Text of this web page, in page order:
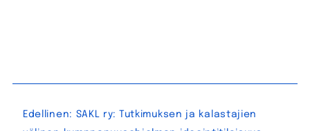
Artikkelien
Edellinen: SAKL ry: Tutkimuksen ja kalastajien